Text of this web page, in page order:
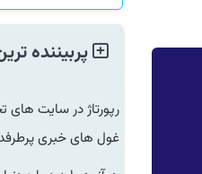
پربیننده
رپورتاژ در سایت های
غول های خبری